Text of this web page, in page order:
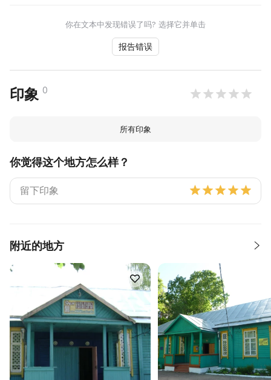
你在文本中发现错误了吗? 选择它并单击
报告错误
印象 0
所有印象
你觉得这个地方怎么样？
附近的地方